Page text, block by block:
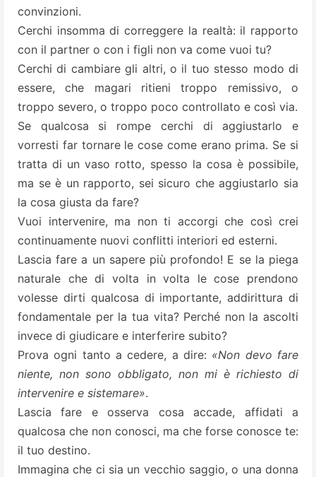
convinzioni.
Cerchi insomma di correggere la realtà: il rapporto
con il partner o con i figli non va come vuoi tu?
Cerchi di cambiare gli altri, o il tuo stesso modo di
essere, che magari ritieni troppo remissivo, o
troppo severo, o troppo poco controllato e così via.
Se qualcosa si rompe cerchi di aggiustarlo e
vorresti far tornare le cose come erano prima. Se si
tratta di un vaso rotto, spesso la cosa è possibile,
ma se è un rapporto, sei sicuro che aggiustarlo sia
la cosa giusta da fare?
Vuoi intervenire, ma non ti accorgi che così crei
continuamente nuovi conflitti interiori ed esterni.
Lascia fare a un sapere più profondo! E se la piega
naturale che di volta in volta le cose prendono
volesse dirti qualcosa di importante, addirittura di
fondamentale per la tua vita? Perché non la ascolti
invece di giudicare e interferire subito?
Prova ogni tanto a cedere, a dire: «Non devo fare
niente, non sono obbligato, non mi è richiesto di
intervenire e sistemare».
Lascia fare e osserva cosa accade, affidati a
qualcosa che non conosci, ma che forse conosce te:
il tuo destino.
Immagina che ci sia un vecchio saggio, o una donna